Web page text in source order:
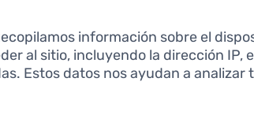
información sobre el
al sitio, incluyendo la dirección IP,
Estos datos nos ayudan a analizar